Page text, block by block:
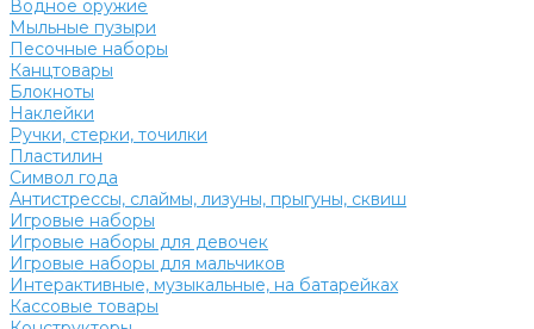
Водное оружие
Мыльные пузыри
Песочные наборы
Канцтовары
Блокноты
Наклейки
Ручки, стерки, точилки
Пластилин
Символ года
Антистрессы, слаймы, лизуны, прыгуны, сквиш
Игровые наборы
Игровые наборы для девочек
Игровые наборы для мальчиков
Интерактивные, музыкальные, на батарейках
Кассовые товары